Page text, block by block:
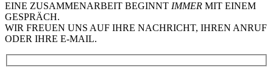
EINE ZUSAMMENARBEIT BEGINNT IMMER MIT EINEM
GESPRÄCH.
WIR FREUEN UNS AUF IHRE NACHRICHT, IHREN ANRUF
ODER IHRE E-MAIL.